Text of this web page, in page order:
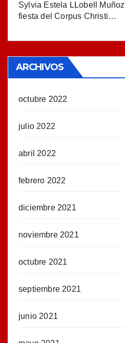
Sylvia Estela LLobell Muñoz
fiesta del Corpus Christi…
ARCHIVOS
octubre 2022
julio 2022
abril 2022
febrero 2022
diciembre 2021
noviembre 2021
octubre 2021
septiembre 2021
junio 2021